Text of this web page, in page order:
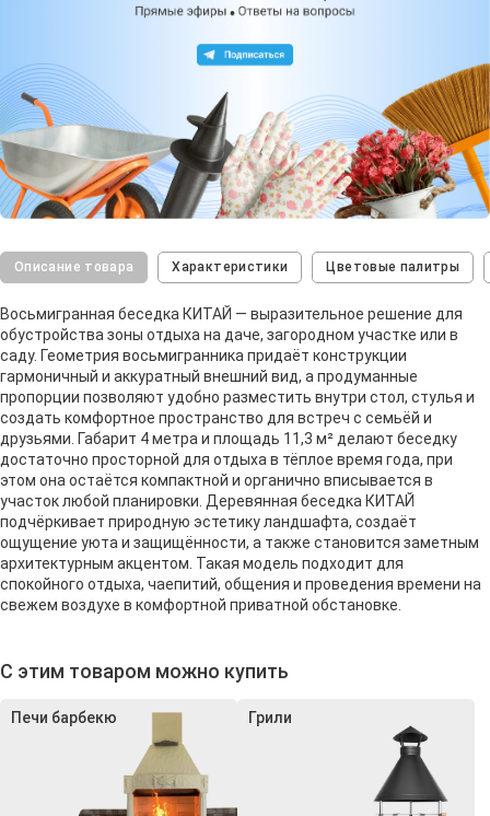
Описание товара Характеристики Цветовые палитры
Восьмигранная беседка КИТАЙ — выразительное решение для
обустройства зоны отдыха на даче, загородном участке или в
саду. Геометрия восьмигранника придаёт конструкции
гармоничный и аккуратный внешний вид, а продуманные
пропорции позволяют удобно разместить внутри стол, стулья и
создать комфортное пространство для встреч с семьёй и
друзьями. Габарит 4 метра и площадь 11,3 м² делают беседку
достаточно просторной для отдыха в тёплое время года, при
этом она остаётся компактной и органично вписывается в
участок любой планировки. Деревянная беседка КИТАЙ
подчёркивает природную эстетику ландшафта, создаёт
ощущение уюта и защищённости, а также становится заметным
архитектурным акцентом. Такая модель подходит для
спокойного отдыха, чаепитий, общения и проведения времени на
свежем воздухе в комфортной приватной обстановке.
С этим товаром можно купить
Печи барбекю Грили